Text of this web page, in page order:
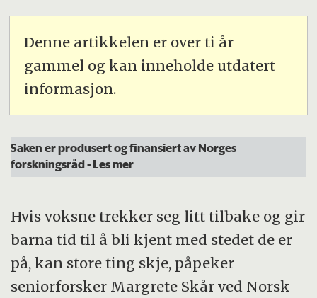
Denne artikkelen er over ti år
gammel og kan inneholde utdatert
informasjon.
Saken er produsert og finansiert av Norges
forskningsråd- Les mer
Hvis voksne trekker seg litt tilbake og gir
barna tid til å bli kjent med stedet de er
på, kan store ting skje, påpeker
seniorforsker Margrete Skår ved Norsk